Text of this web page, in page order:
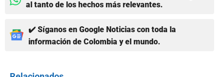
al tanto de los hechos más relevantes.
✔️ Síganos en Google Noticias con toda la
información de Colombia y el mundo.